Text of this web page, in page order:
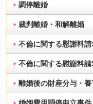
調停離婚
裁判離婚・和解離婚
不倫に関する慰謝料請
不倫に関する慰謝料請
離婚後の財産分与・